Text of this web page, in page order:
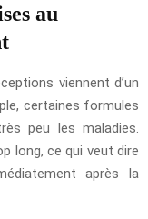
au
viennent d’un
certaines formules
peu les maladies.
long, ce qui veut dire
après la